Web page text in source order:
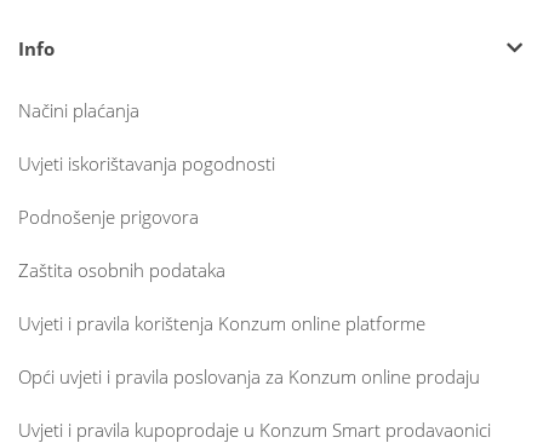
Info
Načini plaćanja
Uvjeti iskorištavanja pogodnosti
Podnošenje prigovora
Zaštita osobnih podataka
Uvjeti i pravila korištenja Konzum online platforme
Opći uvjeti i pravila poslovanja za Konzum online prodaju
Uvjeti i pravila kupoprodaje u Konzum Smart prodavaonici